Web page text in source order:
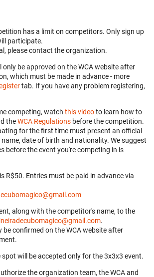
has a limit on competitors. Only sign up
participate.
please contact the organization.
be approved on the WCA website after
which must be made in advance - more
tab. If you have any problem registering,
competing, watch this videoto learn how to
theWCA Regulations before the competition.
for the first time must present an official
date of birth and nationality. We suggest
before the event you're competing in is
R$50. Entries must be paid in advance via
along with the competitor's name, to the
.
be confirmed on the WCA website after
will be accepted only for the 3x3x3 event.
the organization team, the WCA and